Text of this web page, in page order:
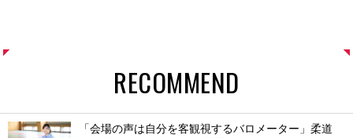
RECOMMEND
「会場の声は自分を客観視するバロメーター」柔道